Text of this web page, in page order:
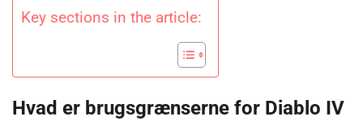
Key sections in the article:
Hvad er brugsgrænserne for Diablo IV